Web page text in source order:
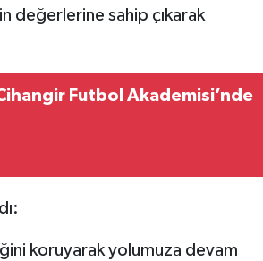
değerlerine sahip çıkarak
Futbol Akademisi’nde
koruyarak yolumuza devam